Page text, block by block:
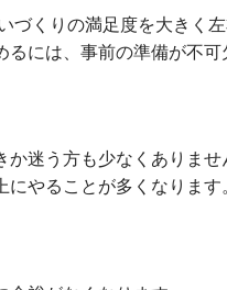
づくりの満足度を大きく左
には、事前の準備が不可
迷う方も少なくありませ
やることが多くなります